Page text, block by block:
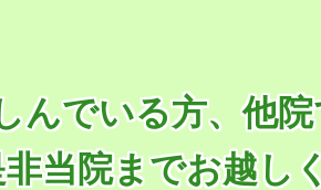
んでいる方、他
当院までお越し